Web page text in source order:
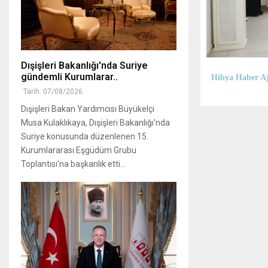
Hibya Haber
Dışişleri Bakanlığı'nda Suriye
gündemli Kurumlarar..
Tarih: 07/08/2026
Dışişleri Bakan Yardımcısı Büyükelçi
Musa Kulaklıkaya, Dışişleri Bakanlığı'nda
Suriye konusunda düzenlenen 15.
Kurumlararası Eşgüdüm Grubu
Toplantısı'na başkanlık etti...